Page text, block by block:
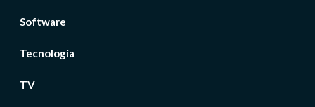
Software
Tecnología
TV